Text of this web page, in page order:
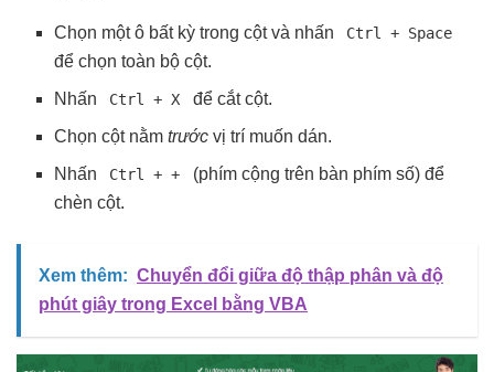
Chọn một ô bất kỳ trong cột và nhấn Ctrl + Space
để chọn toàn bộ cột.
Nhấn
Ctrl + X
để cắt cột.
Chọn cột nằmtrước vị trí muốn dán.
Nhấn
Ctrl + +
(phím cộng trên bàn phím số) để
chèn cột.
Xem thêm: Chuyển đổi giữa độ thập phân và độ
phút giây trong Excel bằng VBA